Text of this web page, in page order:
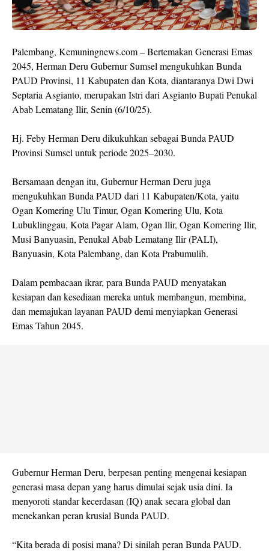
Palembang, Kemuningnews.com – Bertemakan Generasi Emas
2045, Herman Deru Gubernur Sumsel mengukuhkan Bunda
PAUD Provinsi, 11 Kabupaten dan Kota, diantaranya Dwi Dwi
Septaria Asgianto, merupakan Istri dari Asgianto Bupati Penukal
Abab Lematang Ilir, Senin (6/10/25).
Hj. Feby Herman Deru dikukuhkan sebagai Bunda PAUD
Provinsi Sumsel untuk periode 2025–2030.
Bersamaan dengan itu, Gubernur Herman Deru juga
mengukuhkan Bunda PAUD dari 11 Kabupaten/Kota, yaitu
Ogan Komering Ulu Timur, Ogan Komering Ulu, Kota
Lubuklinggau, Kota Pagar Alam, Ogan Ilir, Ogan Komering Ilir,
Musi Banyuasin, Penukal Abab Lematang Ilir (PALI),
Banyuasin, Kota Palembang, dan Kota Prabumulih.
Dalam pembacaan ikrar, para Bunda PAUD menyatakan
kesiapan dan kesediaan mereka untuk membangun, membina,
dan memajukan layanan PAUD demi menyiapkan Generasi
Emas Tahun 2045.
Gubernur Herman Deru, berpesan penting mengenai kesiapan
generasi masa depan yang harus dimulai sejak usia dini. Ia
menyoroti standar kecerdasan (IQ) anak secara global dan
menekankan peran krusial Bunda PAUD.
“Kita berada di posisi mana? Di sinilah peran Bunda PAUD.